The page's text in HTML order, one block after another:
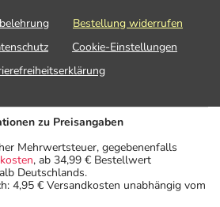
Bestellung widerrufen
Cookie-Einstellungen
zu Preisangaben
Mehrwertsteuer, gegebenenfalls
, ab 34,99 € Bestellwert
Deutschlands.
4,95 € Versandkosten unabhängig vom